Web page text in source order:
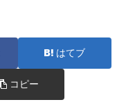
はてブ
コピー